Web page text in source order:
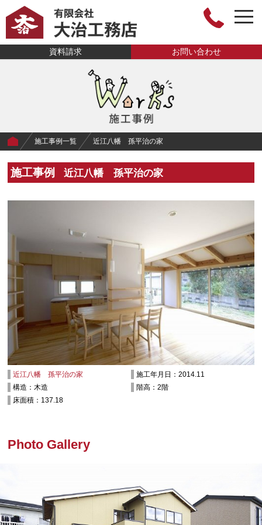
有限会社大治工
資料請求 お問い合わせ
施工事例一覧 近江八幡 孫平治の家
施工事例 近江八幡 孫平治の家
近江八幡 孫平治の家
施工年月日：2014.11
構造：木造
階高：2階
床面積：137.18
Photo Gallery